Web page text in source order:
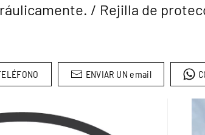
/ Rejilla de
ENVIAR UN email